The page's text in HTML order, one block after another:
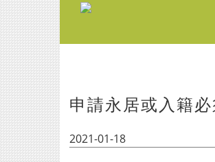
申請永居或入籍
2021-01-18